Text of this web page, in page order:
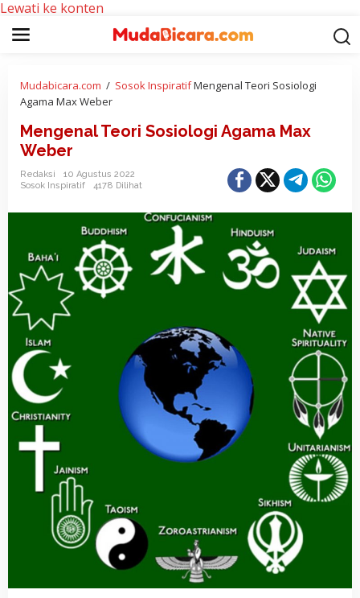
Lewati ke konten
Mudabicara.com / Sosok InspiratifMengenal Teori Sosiologi
Agama Max Weber
Mengenal Teori Sosiologi Agama Max
Weber
Redaksi
10 Agustus 2022
Sosok Inspiratif
4178 Dilihat